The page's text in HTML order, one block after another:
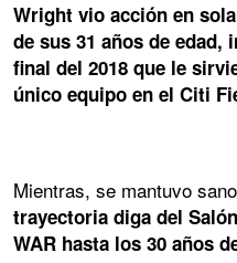
Wright vio acción en
de sus 31 años de
final del 2018 que le
único equipo en el Citi
Mientras, se mantuvo
trayectoria diga del
WAR hasta los 30 años